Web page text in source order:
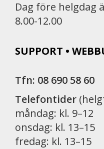
Dag före helgdag
8.00-12.00
SUPPORT •
Tfn: 08 690 58 60
Telefontider
måndag: kl. 9–12
onsdag: kl. 13–15
fredag: kl. 13–15